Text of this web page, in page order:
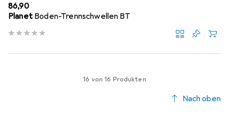
EUR
86,90
Planet Boden-Trennschwellen BT
16 von 16 Produkten
Nach oben